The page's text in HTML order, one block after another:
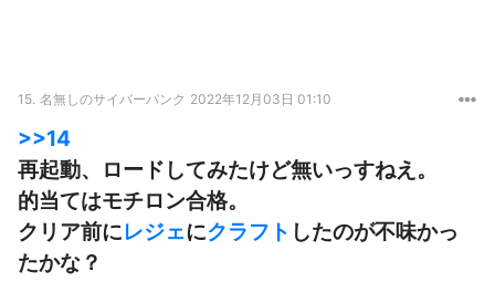
15. 名無しのサイバーパンク 2022年12月03日 01:10
>>14
再起動、ロードしてみたけど無いっすねえ。
的当てはモチロン合格。
クリア前にレジェにクラフト したのが不味かっ
たかな？